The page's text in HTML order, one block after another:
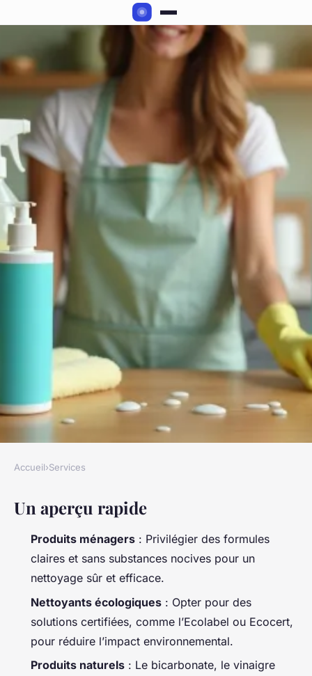
Produits d'entretien : optez
pour une solution écologique
et efficace
04/06/2026 17:35
Accueil›Services
Un aperçu rapide
Produits ménagers : Privilégier des formules
claires et sans substances nocives pour un
nettoyage sûr et efficace.
Nettoyants écologiques : Opter pour des
solutions certifiées, comme l’Ecolabel ou Ecocert,
pour réduire l’impact environnemental.
Produits naturels : Le bicarbonate, le vinaigre